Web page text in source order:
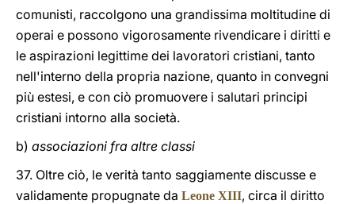
comunisti, raccolgono una grandissima moltitudine di
operai e possono vigorosamente rivendicare i diritti e
le aspirazioni legittime dei lavoratori cristiani, tanto
nell'interno della propria nazione, quanto in convegni
più estesi, e con ciò promuovere i salutari principi
cristiani intorno alla società.
b) associazioni fra altre classi
37. Oltre ciò, le verità tanto saggiamente discusse e
validamente propugnate da Leone XIII, circa il diritto